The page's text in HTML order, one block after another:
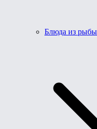
Блюда из